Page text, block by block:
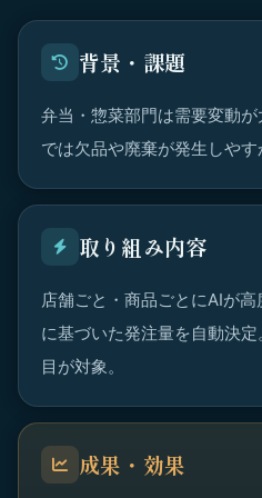
背景・課題
弁当・惣菜部門は需要変動
では欠品や廃棄が発生しやす
取り組み内容
店舗ごと・商品ごとにAIが
に基づいた発注量を自動決
目が対象。
成果・効果